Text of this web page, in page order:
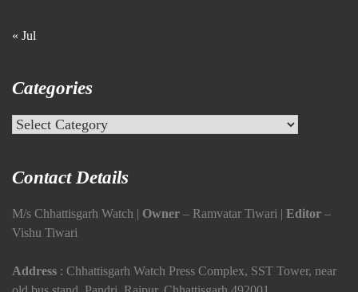
« Jul
Categories
Categories
Contact Details
M/s Chhattisgarh Watch | Owner – Ramvatar Tiwari | Editor –
Vishu Tiwari
Address : Chhattisgarh Watch Press Complex, SST Tower, near